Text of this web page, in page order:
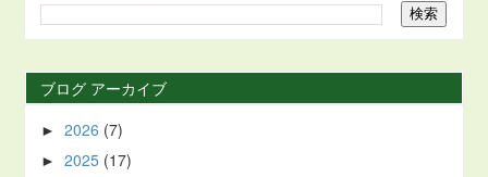
ブログ アーカイブ
►2026 (7)
►2025 (17)